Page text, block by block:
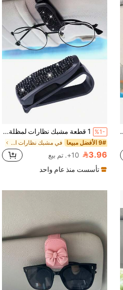
مشبك نظارات السيارة بأذن القطة - مشبك متعدد الوظائف لحمل النظارات العصرية والبطاقات والأقلام، إكسسوار سيارة مدمج موفر للمساحة %1- 1 قطعة مشبك نظارات لمظلة السيارة، مشبك نظارات، مشبك بطاقة، مشبك مظلة السيارة للنظارات، مشبك مظلة السيارة متعدد الوظائف، زخرفة ماس صناعي، زخرفة مظلة السيارة
9# الأفضل مبيعا في مشبك نظارات السيارة
3.96 10+. تم بيع
تأسست منذ عام واحد